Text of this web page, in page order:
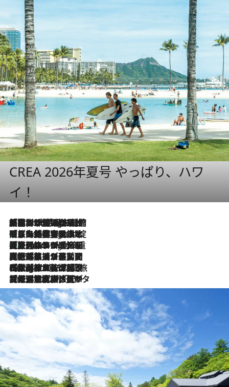
CREA 2026年夏号 やっぱり、ハワ
イ！
2 Hours Ago
「荷物が増えるほど旅ストレスは増す」美容ジャーナリストがたどり着いた最終結論。“化粧品を劇的に減らす”感動の凝縮美容とは
2 Hours Ago
「旅先には金髪ウィッグを持参」日本と同じメイクでは損してる!? 美容ジャーナリストが提案する“掟破りの旅美容”とは
2 Hours Ago
【厳選旅コスメ】「身軽さ＆UV対策重視！」ヘアアーティストshucoが選んだ夏旅ベストコスメを発表【Mサイズジップ】
2026.8.5
【厳選旅コスメ】国内をあちこち移動する河井菜摘が選んだ夏旅ベストコスメ発表！「リラックスアイテムはマスト」【Mサイズジップ】
2026.8.4
【厳選旅コスメ】「紫外線＆乾燥対策しながらメイク感も！」ヘア＆メイクGeorgeが選んだ夏旅ベストコスメを発表！【Mサイズジップ】
2026.8.3
【厳選旅コスメ】「保湿もタイパ重視！」“サウナ好き”タレント清水みさとが愛用する夏旅ベストコスメを発表！【Mサイズジップ】